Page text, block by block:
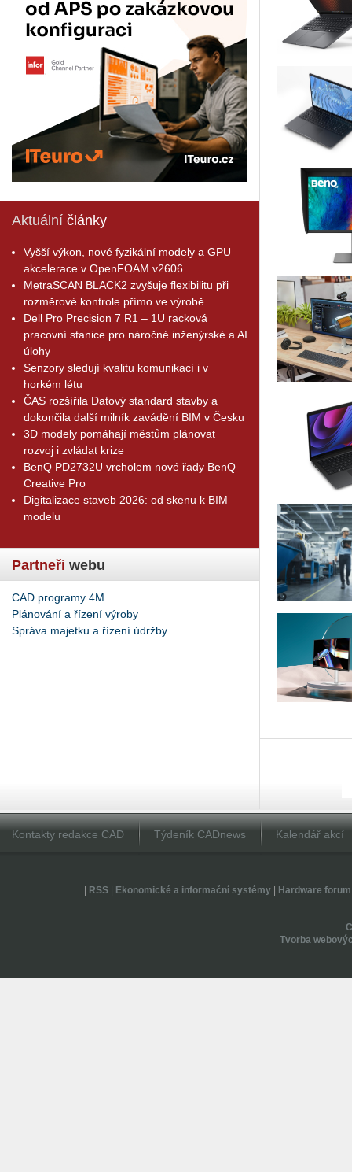
Aktuální články
Vyšší výkon, nové fyzikální modely a GPU
akcelerace v OpenFOAM v2606
MetraSCAN BLACK2 zvyšuje flexibilitu při
rozměrové kontrole přímo ve výrobě
Dell Pro Precision 7 R1 – 1U racková
pracovní stanice pro náročné inženýrské a AI
úlohy
Senzory sledují kvalitu komunikací i v
horkém létu
ČAS rozšířila Datový standard stavby a
dokončila další milník zavádění BIM v Česku
3D modely pomáhají městům plánovat
rozvoj i zvládat krize
BenQ PD2732U vrcholem nové řady BenQ
Creative Pro
Digitalizace staveb 2026: od skenu k BIM
modelu
Partneři webu
CAD programy 4M
Plánování a řízení výroby
Správa majetku a řízení údržby
Kontakty redakce CAD Týdeník CADnews Kalendář akcí
RSS| Ekonomické a informační systémy| Hardware forum
Tvorba